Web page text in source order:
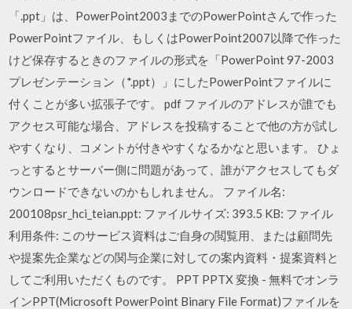
「.ppt」は、PowerPoint2003までのPowerPointさんで作った
PowerPointファイル、もしくはPowerPoint2007以降で作った
けど保存するときのファイルの形式を「PowerPoint 97-2003
プレゼンテーション（*.ppt）」にしたPowerPointファイルに
付くことが多い拡張子です。 pdf ファイルのアドレスが誰でも
アクセス可能な場合、アドレスを投稿することで他の方が試し
やすくなり、コメントが付きやすくなるかなと思います。 ひょ
っとするとサーバー側に問題があって、誰がアクセスしてもダ
ウンロードできないのかもしれません。 ファイル名:
200108psr_hci_teian.ppt: ファイルサイズ: 393.5 KB: ファイル
利用条件: このサービス資料はご自身の閲覧用、または顧問先
や提案先企業などの関与企業に対しての案内資料・提案資料と
してご利用いただくものです。 PPT PPTX 変換 - 無料でオンラ
インPPT(Microsoft PowerPoint Binary File Format)ファイルを